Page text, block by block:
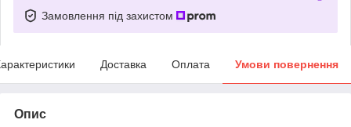
Замовлення під захистом
Доставка Оплата Умови повернення
Опис